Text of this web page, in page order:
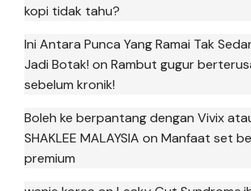
kopi tidak tahu?
Ini Antara Punca Yang Ramai Tak
Jadi Botak! on Rambut gugur
sebelum kronik!
Boleh ke berpantang dengan Vivix
SHAKLEE MALAYSIA on Manfaat set
premium